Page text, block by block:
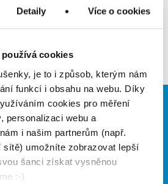
Detaily Více o cookies
cookies
je to i způsob, kterým nám
funkcí i obsahu na webu. Díky
cookies pro měření
personalizaci webu a
i našim partnerům (např.
sítě) umožníte zobrazovat lepší
šanci získat vysněnou
:-)
Firmy
Vložit inzerát
Ceník
Propagace